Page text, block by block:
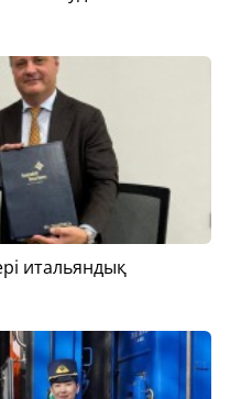
итальяндық